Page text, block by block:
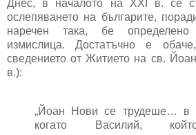
Днес, в началото на ХХІ в. се
ослепяването на българите,
наречен така, бе определено
измислица. Достатъчно е
сведението от Житието на св.
в.):
„Йоан Нови се трудеше… в
когато Василий,